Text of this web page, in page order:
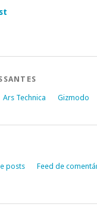
Ars Technica Gizmodo
posts
Feed de